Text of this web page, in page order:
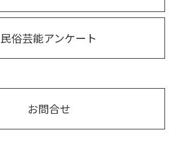
民俗芸能アンケート
お問合せ